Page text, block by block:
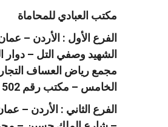
مكتب العبادي للمحاماة
الفرع الأول : الأردن –
الشهيد وصفي التل – دوار
مجمع رياض العساف
الخامس – مكتب رقم 502 .
الفرع الثاني : الأردن –